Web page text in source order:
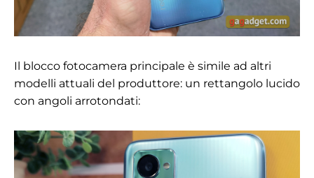
Il blocco fotocamera principale è simile ad altri
modelli attuali del produttore: un rettangolo lucido
con angoli arrotondati: